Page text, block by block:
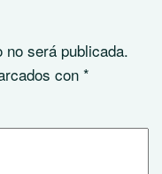
será publicada.
con *